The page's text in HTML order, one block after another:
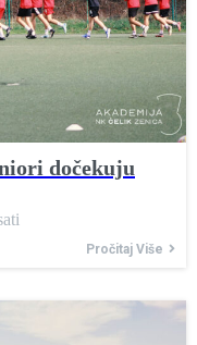
dočekuju
Pročitaj Više